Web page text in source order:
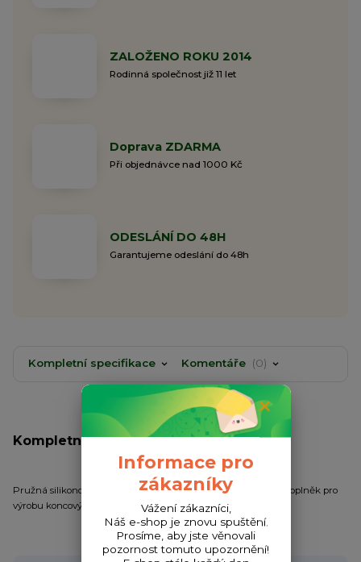
ZALOŽENO ROKU 2014
Rodinná společnost již 11 let
Doprava ZDARMA
Při objednávce nad 1000 Kč
ODESLÁNÍ DO 48H
Garantujeme odeslání do 48h
Kompletní specifikace Komentáře 0
Kompletní specifikace
Pružná silikonová hadička v matně zelené barvě. Nezbytný doplněk pro
výrobu koncových návazců.
Informace pro
zákazníky
Vážení zákazníci,
Náš e-shop je znovu spuštění.
Prosíme, aby jste věnovali
pozornost tomuto upozornění!